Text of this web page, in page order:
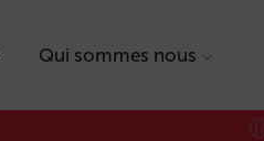
Qui sommes nous